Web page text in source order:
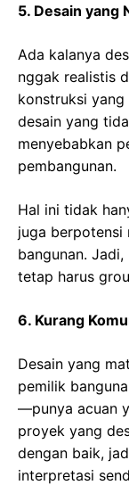
5. Desain yang
Ada kalanya
nggak realistis
konstruksi
desain yang
menyebabkan
pembangunan.
Hal ini tidak
juga berpotensi
bangunan.
tetap harus
6. Kurang
Desain yang
pemilik
—punya acuan
proyek yang
dengan baik,
interpretasi